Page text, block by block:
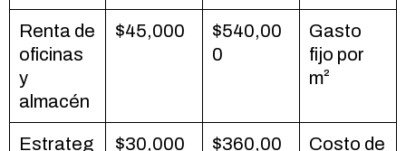
Renta de
oficinas
y
almacén
$45,000
$540,00
0
Gasto
fijo por
m²
Estrateg
$30,000
$360,00
Costo de